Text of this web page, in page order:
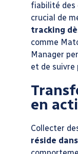
fiabilité des
crucial de
tracking
comme
Manager
et de
en
Collecter
réside